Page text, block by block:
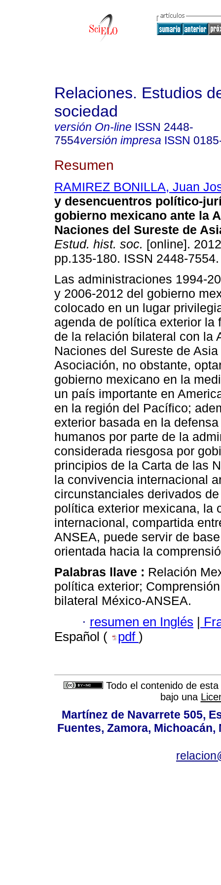
Relaciones. Estudios
sociedad
versión On-line ISSN 2448-
7554versión impresa ISSN
Resumen
RAMIREZ BONILLA, Juan
y desencuentros político-
gobierno mexicano ante la
Naciones del Sureste de
Estud. hist. soc. [online].
pp.135-180. ISSN 2448-7554.
Las administraciones 1994-
y 2006-2012 del gobierno
colocado en un lugar
agenda de política exterior la
de la relación bilateral con la
Naciones del Sureste de
Asociación, no obstante,
gobierno mexicano en la
un país importante en
en la región del Pacífico;
exterior basada en la
humanos por parte de la
considerada riesgosa por
principios de la Carta de las
la convivencia internacional
circunstanciales derivados
política exterior mexicana, la
internacional, compartida
ANSEA, puede servir de
orientada hacia la
Palabras llave : Relación
política exterior;
bilateral México-ANSEA.
· resumen en Inglés |
Español (
pdf )
Todo el contenido de
bajo una
Martínez de Navarrete 505,
Fuentes, Zamora, Michoacán,